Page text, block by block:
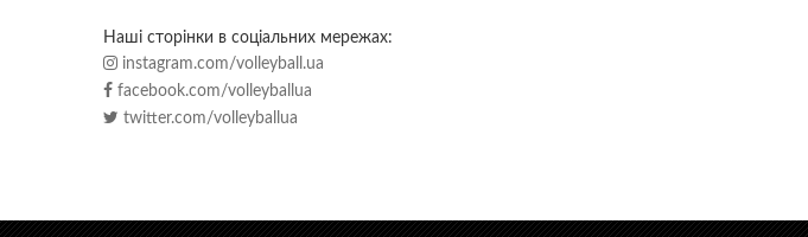
Наші сторінки в соціальних мережах:
instagram.com/volleyball.ua
facebook.com/volleyballua
twitter.com/volleyballua